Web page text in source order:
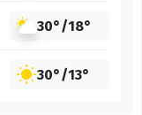
30°/18°
30°/13°